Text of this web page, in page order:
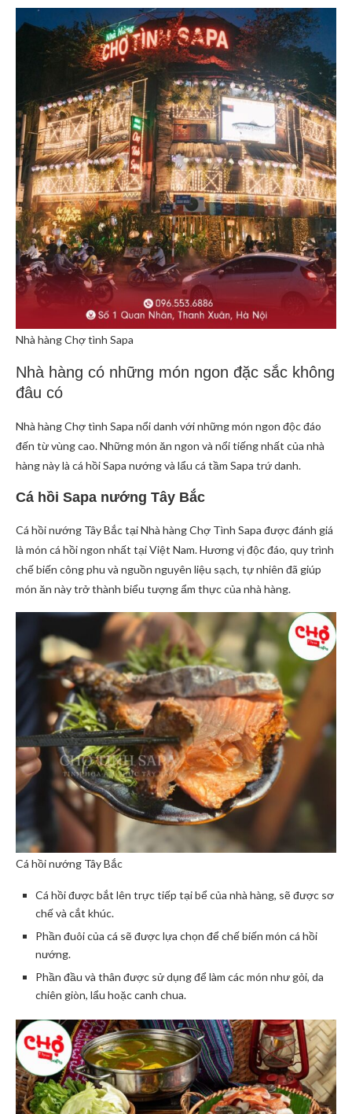
Nhà hàng Chợ tình Sapa
Nhà hàng có những món ngon đặc sắc không
đâu có
Nhà hàng Chợ tình Sapa nổi danh với những món ngon độc đáo
đến từ vùng cao. Những món ăn ngon và nổi tiếng nhất của nhà
hàng này là cá hồi Sapa nướng và lẩu cá tầm Sapa trứ danh.
Cá hồi Sapa nướng Tây Bắc
Cá hồi nướng Tây Bắc tại Nhà hàng Chợ Tình Sapa được đánh giá
là món cá hồi ngon nhất tại Việt Nam. Hương vị độc đáo, quy trình
chế biến công phu và nguồn nguyên liệu sạch, tự nhiên đã giúp
món ăn này trở thành biểu tượng ẩm thực của nhà hàng.
Cá hồi nướng Tây Bắc
Cá hồi được bắt lên trực tiếp tại bể của nhà hàng, sẽ được sơ
chế và cắt khúc.
Phần đuôi của cá sẽ được lựa chọn để chế biến món cá hồi
nướng.
Phần đầu và thân được sử dụng để làm các món như gỏi, da
chiên giòn, lẩu hoặc canh chua.